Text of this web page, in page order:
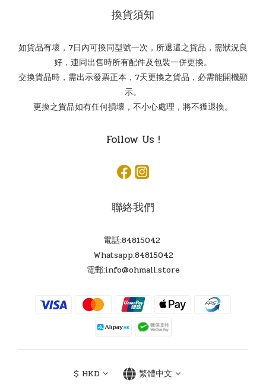
換貨須知
如貨品有壞，7日內可換同型號一次，所退還之貨品，需狀況良
好，連同出售時所有配件及包裝一併更換。
交換貨品時，需出示發票正本，7天更換之貨品，必需能開機顯
示。
更換之貨品如有任何損壞，不小心處理，將不獲退換。
Follow Us !
聯絡我們
電話:84815042
Whatsapp:84815042
電郵:info@ohmall.store
$ HKD 繁體中文